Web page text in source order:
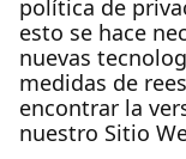
política de
esto se hace
nuevas
medidas de
encontrar la
nuestro Sitio